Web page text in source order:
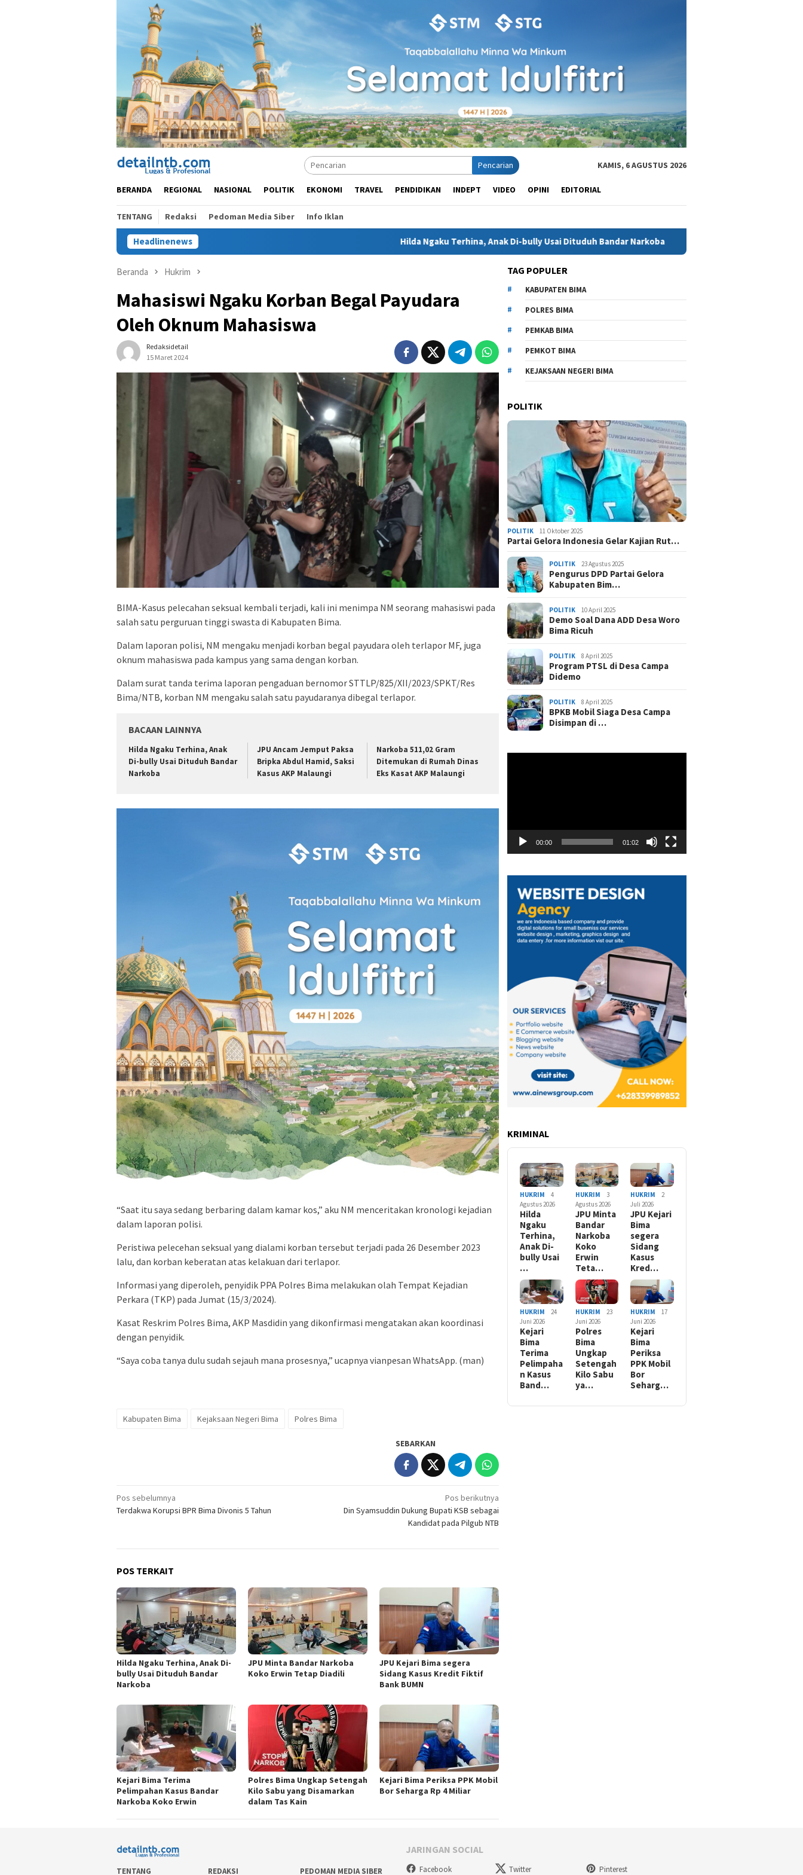
Pencarian KAMIS, 6 AGUSTUS 2026
BERANDA REGIONAL NASIONAL POLITIK EKONOMI TRAVEL PENDIDIKAN INDEPT VIDEO OPINI EDITORIAL
TENTANG Redaksi Pedoman Media Siber Info Iklan
Headlinenews Hilda Ngaku Terhina, Anak Di-bully Usai Dituduh Bandar Narkoba JPU Ancam Jemput Paksa Bripka Abdul
Beranda Hukrim
Mahasiswi Ngaku Korban Begal Payudara
Oleh Oknum Mahasiswa
Redaksidetail
15 Maret 2024
BIMA-Kasus pelecahan seksual kembali terjadi, kali ini menimpa NM seorang mahasiswi pada
salah satu perguruan tinggi swasta di Kabupaten Bima.
Dalam laporan polisi, NM mengaku menjadi korban begal payudara oleh terlapor MF, juga
oknum mahasiswa pada kampus yang sama dengan korban.
Dalam surat tanda terima laporan pengaduan bernomor STTLP/825/XII/2023/SPKT/Res
Bima/NTB, korban NM mengaku salah satu payudaranya dibegal terlapor.
BACAAN LAINNYA
Hilda Ngaku Terhina, Anak
Di-bully Usai Dituduh Bandar
Narkoba
JPU Ancam Jemput Paksa
Bripka Abdul Hamid, Saksi
Kasus AKP Malaungi
Narkoba 511,02 Gram
Ditemukan di Rumah Dinas
Eks Kasat AKP Malaungi
“Saat itu saya sedang berbaring dalam kamar kos,” aku NM menceritakan kronologi kejadian
dalam laporan polisi.
Peristiwa pelecehan seksual yang dialami korban tersebut terjadi pada 26 Desember 2023
lalu, dan korban keberatan atas kelakuan dari terlapor.
Informasi yang diperoleh, penyidik PPA Polres Bima melakukan olah Tempat Kejadian
Perkara (TKP) pada Jumat (15/3/2024).
Kasat Reskrim Polres Bima, AKP Masdidin yang dikonfirmasi mengatakan akan koordinasi
dengan penyidik.
“Saya coba tanya dulu sudah sejauh mana prosesnya,” ucapnya vianpesan WhatsApp. (man)
Kabupaten Bima Kejaksaan Negeri Bima Polres Bima
SEBARKAN
Navigasi
pos
Pos sebelumnya
Terdakwa Korupsi BPR Bima Divonis 5 Tahun
Pos berikutnya
Din Syamsuddin Dukung Bupati KSB sebagai
Kandidat pada Pilgub NTB
POS TERKAIT
Hilda Ngaku Terhina, Anak Di-
bully Usai Dituduh Bandar
Narkoba
JPU Minta Bandar Narkoba
Koko Erwin Tetap Diadili
JPU Kejari Bima segera
Sidang Kasus Kredit Fiktif
Bank BUMN
Kejari Bima Terima
Pelimpahan Kasus Bandar
Narkoba Koko Erwin
Polres Bima Ungkap Setengah
Kilo Sabu yang Disamarkan
dalam Tas Kain
Kejari Bima Periksa PPK Mobil
Bor Seharga Rp 4 Miliar
TAG POPULER
KABUPATEN BIMA
POLRES BIMA
PEMKAB BIMA
PEMKOT BIMA
KEJAKSAAN NEGERI BIMA
POLITIK
POLITIK 11 Oktober 2025
Partai Gelora Indonesia Gelar Kajian Rut…
POLITIK 23 Agustus 2025
Pengurus DPD Partai Gelora
Kabupaten Bim…
POLITIK 10 April 2025
Demo Soal Dana ADD Desa Woro
Bima Ricuh
POLITIK 8 April 2025
Program PTSL di Desa Campa
Didemo
POLITIK 8 April 2025
BPKB Mobil Siaga Desa Campa
Disimpan di …
00:00 01:02
KRIMINAL
HUKRIM
4
Agustus 2026
Hilda
Ngaku
Terhina,
Anak Di-
bully Usai
…
HUKRIM
3
Agustus 2026
JPU Minta
Bandar
Narkoba
Koko
Erwin
Teta…
HUKRIM
2
Juli 2026
JPU Kejari
Bima
segera
Sidang
Kasus
Kred…
HUKRIM
24
Juni 2026
Kejari
Bima
Terima
Pelimpaha
n Kasus
Band…
HUKRIM
23
Juni 2026
Polres
Bima
Ungkap
Setengah
Kilo Sabu
ya…
HUKRIM
17
Juni 2026
Kejari
Bima
Periksa
PPK Mobil
Bor
Seharg…
TENTANG REDAKSI PEDOMAN MEDIA SIBER
JARINGAN SOCIAL
Facebook Twitter Pinterest